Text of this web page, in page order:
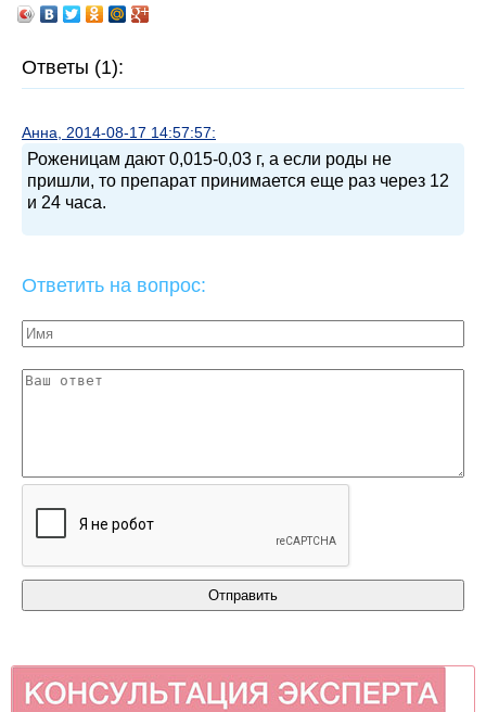
Ответы (1):
Анна, 2014-08-17 14:57:57:
Роженицам дают 0,015-0,03 г, а если роды не
пришли, то препарат принимается еще раз через 12
и 24 часа.
Ответить на вопрос: